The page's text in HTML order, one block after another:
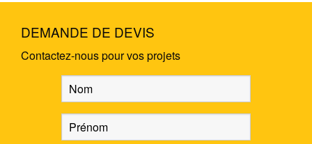
DEMANDE DE DEVIS
Contactez-nous pour vos projets